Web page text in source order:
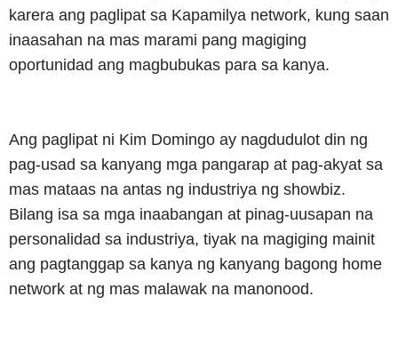
karera ang paglipat sa Kapamilya network, kung saan
inaasahan na mas marami pang magiging
oportunidad ang magbubukas para sa kanya.
Ang paglipat ni Kim Domingo ay nagdudulot din ng
pag-usad sa kanyang mga pangarap at pag-akyat sa
mas mataas na antas ng industriya ng showbiz.
Bilang isa sa mga inaabangan at pinag-uusapan na
personalidad sa industriya, tiyak na magiging mainit
ang pagtanggap sa kanya ng kanyang bagong home
network at ng mas malawak na manonood.